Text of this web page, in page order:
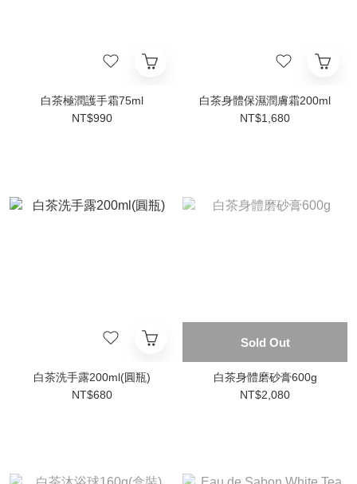
白茶極潤護手霜75ml
NT$990
白茶身體保濕潤膚霜200ml
NT$1,680
白茶洗手露200ml(圓瓶)
NT$680
Sold Out
白茶身體磨砂膏600g
NT$2,080